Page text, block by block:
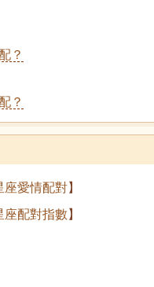
？
？
座愛情配對】
座配對指數 】